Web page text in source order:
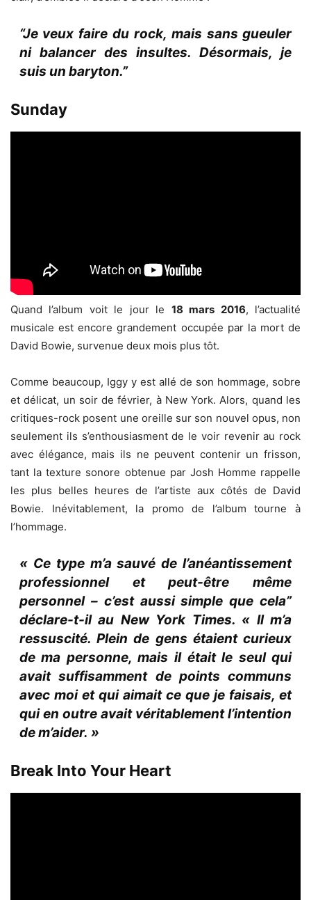
“Je veux faire du rock, mais sans gueuler
ni balancer des insultes. Désormais, je
suis un baryton.”
Sunday
Quand l’album voit le jour le 18 mars 2016, l’actualité
musicale est encore grandement occupée par la mort de
David Bowie, survenue deux mois plus tôt.
Comme beaucoup, Iggy y est allé de son hommage, sobre
et délicat, un soir de février, à New York. Alors, quand les
critiques-rock posent une oreille sur son nouvel opus, non
seulement ils s’enthousiasment de le voir revenir au rock
avec élégance, mais ils ne peuvent contenir un frisson,
tant la texture sonore obtenue par Josh Homme rappelle
les plus belles heures de l’artiste aux côtés de David
Bowie. Inévitablement, la promo de l’album tourne à
l’hommage.
« Ce type m’a sauvé de l’anéantissement
professionnel et peut-être même
personnel – c’est aussi simple que cela”
déclare-t-il au New York Times. « Il m’a
ressuscité. Plein de gens étaient curieux
de ma personne, mais il était le seul qui
avait suffisamment de points communs
avec moi et qui aimait ce que je faisais, et
qui en outre avait véritablement l’intention
de m’aider. »
Break Into Your Heart